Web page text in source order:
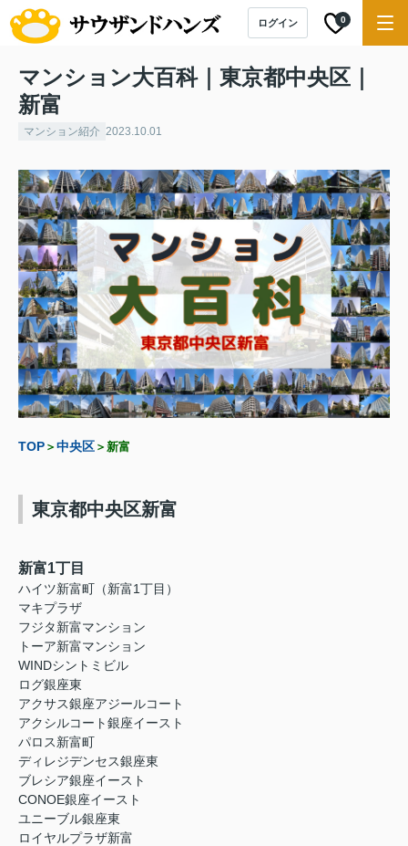
ログイン 0
マンション大百科｜東京都中央区｜
新富
マンション紹介 2023.10.01
TOP ＞ 中央区 ＞新富
東京都中央区新富
新富1丁目
ハイツ新富町（新富1丁目）
マキプラザ
フジタ新富マンション
トーア新富マンション
WINDシントミビル
ログ銀座東
アクサス銀座アジールコート
アクシルコート銀座イースト
パロス新富町
ディレジデンセス銀座東
ブレシア銀座イースト
CONOE銀座イースト
ユニーブル銀座東
ロイヤルプラザ新富